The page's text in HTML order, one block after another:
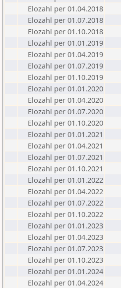
Elozahl per 01.04.2018
Elozahl per 01.07.2018
Elozahl per 01.10.2018
Elozahl per 01.01.2019
Elozahl per 01.04.2019
Elozahl per 01.07.2019
Elozahl per 01.10.2019
Elozahl per 01.01.2020
Elozahl per 01.04.2020
Elozahl per 01.07.2020
Elozahl per 01.10.2020
Elozahl per 01.01.2021
Elozahl per 01.04.2021
Elozahl per 01.07.2021
Elozahl per 01.10.2021
Elozahl per 01.01.2022
Elozahl per 01.04.2022
Elozahl per 01.07.2022
Elozahl per 01.10.2022
Elozahl per 01.01.2023
Elozahl per 01.04.2023
Elozahl per 01.07.2023
Elozahl per 01.10.2023
Elozahl per 01.01.2024
Elozahl per 01.04.2024